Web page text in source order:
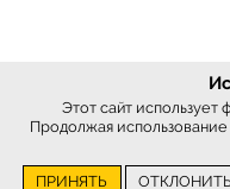
Этот сайт использует
Продолжая
ПРИНЯТЬ
ОТКЛОНИТЬ